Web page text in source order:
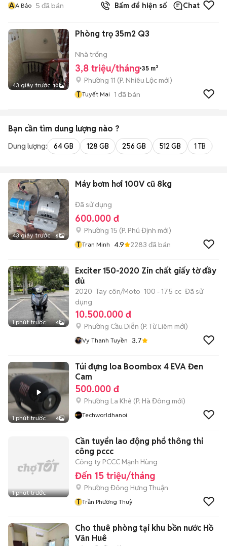
AA Bảo 5 đã bán Bấm để hiện số Chat
43 giây trước 10
Phòng trọ 35m2 Q3
Nhà trống
3,8 triệu/tháng 35 m²
Phường 11 (P. Nhiêu Lộc mới)
T Tuyết Mai 1 đã bán
Bạn cần tìm dung lượng nào ?
Dung lượng: 64 GB 128 GB 256 GB 512 GB 1 TB
43 giây trước 6
Máy bơm hơi 100V cũ 8kg
Đã sử dụng
600.000 đ
Phường 15 (P. Phú Định mới)
T Tran Minh 4.9 2283 đã bán
1 phút trước 4
Exciter 150-2020 Zin chất giấy tờ đầy
đủ
2020 Tay côn/Moto 100 - 175 cc Đã sử
dụng
10.500.000 đ
Phường Cầu Diễn (P. Từ Liêm mới)
Vy Thanh Tuyền 3.7
1 phút trước 4
Túi đựng loa Boombox 4 EVA Đen
Cam
500.000 đ
Phường La Khê (P. Hà Đông mới)
Techworldhanoi
1 phút trước
Cần tuyển lao động phổ thông thi
công pccc
Công ty PCCC Mạnh Hùng
Đến 15 triệu/tháng
Phường Đông Hưng Thuận
T Trần Phương Thuỳ
Cho thuê phòng tại khu bồn nước Hồ
Văn Huê